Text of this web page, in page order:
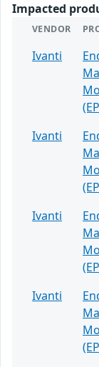
Impacted
VENDOR
Ivanti
Ivanti
Ivanti
Ivanti